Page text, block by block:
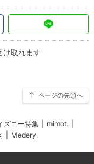
け取れます
ページの先頭へ
ズニー特集 mimot.
Medery.